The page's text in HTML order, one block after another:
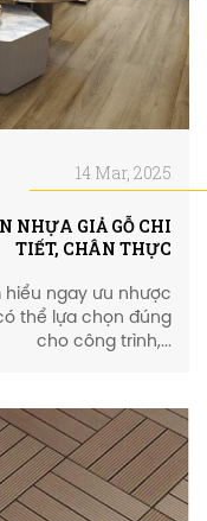
14 Mar, 2025
NHỰA GIẢ GỖ CHI
TIẾT, CHÂN THỰC
hiểu ngay ưu nhược
thể lựa chọn đúng
cho công trình,...